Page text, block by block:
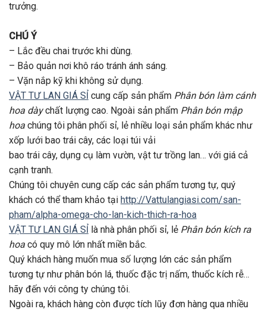
trưởng.
CHÚ Ý
– Lắc đều chai trước khi dùng.
– Bảo quản nơi khô ráo tránh ánh sáng.
– Vặn nắp kỹ khi không sử dụng.
VẬT TƯ LAN GIÁ SỈ cung cấp sản phẩm Phân bón làm cánh
hoa dàychất lượng cao. Ngoài sản phẩm Phân bón mập
hoa chúng tôi phân phối sỉ, lẻ nhiều loại sản phẩm khác như
xốp lưới bao trái cây, các loại túi vải
bao trái cây, dụng cụ làm vườn, vật tư trồng lan… với giá cả
cạnh tranh.
Chúng tôi chuyên cung cấp các sản phẩm tương tự, quý
khách có thể tham khảo tại http://Vattulangiasi.com/san-
pham/alpha-omega-cho-lan-kich-thich-ra-hoa
VẬT TƯ LAN GIÁ SỈ là nhà phân phối sỉ, lẻ Phân bón kích ra
hoa có quy mô lớn nhất miền bắc.
Quý khách hàng muốn mua số lượng lớn các sản phẩm
tương tự như phân bón lá, thuốc đặc trị nấm, thuốc kích rễ…
hãy đến với công ty chúng tôi.
Ngoài ra, khách hàng còn được tích lũy đơn hàng qua nhiều